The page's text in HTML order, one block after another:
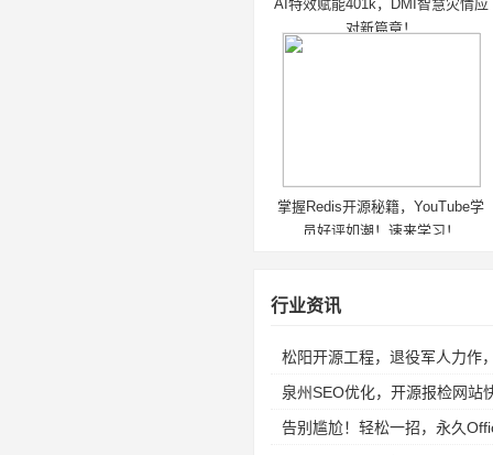
AI特效赋能401k，DMI智慧灾情应
对新篇章！
掌握Redis开源秘籍，YouTube学
员好评如潮！速来学习！
行业资讯
松阳开源工程，退役军人力作
泉州SEO优化，开源报检网站
告别尴尬！轻松一招，永久